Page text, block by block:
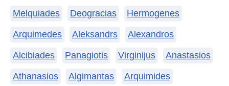
Melquiades Deogracias Hermogenes
Arquimedes Aleksandrs Alexandros
Alcibiades Panagiotis Virginijus Anastasios
Athanasios Algimantas Arquimides